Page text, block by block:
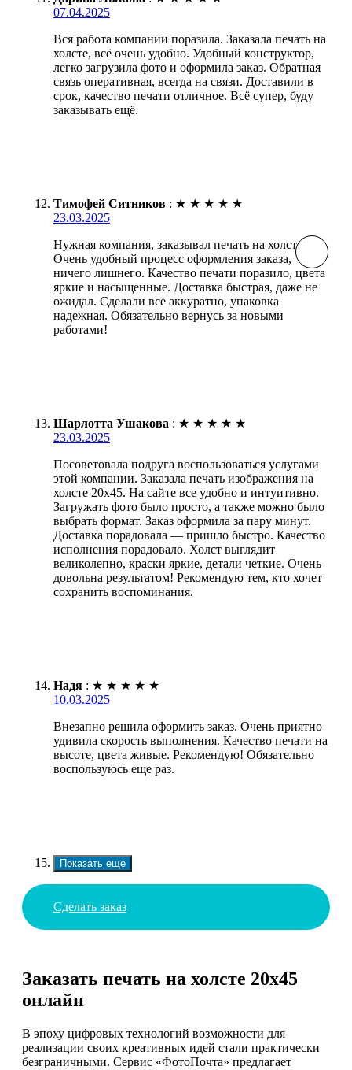
07.04.2025
Вся работа компании поразила. Заказала печать на
холсте, всё очень удобно. Удобный конструктор,
легко загрузила фото и оформила заказ. Обратная
связь оперативная, всегда на связи. Доставили в
срок, качество печати отличное. Всё супер, буду
заказывать ещё.
Тимофей Ситников : ★ ★ ★ ★ ★
23.03.2025
Нужная компания, заказывал печать на холсте.
Очень удобный процесс оформления заказа,
ничего лишнего. Качество печати поразило, цвета
яркие и насыщенные. Доставка быстрая, даже не
ожидал. Сделали все аккуратно, упаковка
надежная. Обязательно вернусь за новыми
работами!
Шарлотта Ушакова : ★ ★ ★ ★ ★
23.03.2025
Посоветовала подруга воспользоваться услугами
этой компании. Заказала печать изображения на
холсте 20х45. На сайте все удобно и интуитивно.
Загружать фото было просто, а также можно было
выбрать формат. Заказ оформила за пару минут.
Доставка порадовала — пришло быстро. Качество
исполнения порадовало. Холст выглядит
великолепно, краски яркие, детали четкие. Очень
довольна результатом! Рекомендую тем, кто хочет
сохранить воспоминания.
Надя : ★ ★ ★ ★ ★
10.03.2025
Внезапно решила оформить заказ. Очень приятно
удивила скорость выполнения. Качество печати на
высоте, цвета живые. Рекомендую! Обязательно
воспользуюсь еще раз.
Показать еще
Сделать заказ
Заказать печать на холсте 20х45
онлайн
В эпоху цифровых технологий возможности для
реализации своих креативных идей стали практически
безграничными. Сервис «ФотоПочта» предлагает